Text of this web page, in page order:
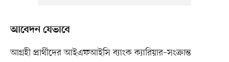
আবেদন যেভাবে
আগ্রহী প্রার্থীদের আইএফআইসি ব্যাংক ক্যারিয়ার–সংক্রান্ত